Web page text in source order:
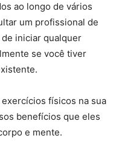
ao longo de vários
um profissional de
iniciar qualquer
se você tiver
físicos na sua
benefícios que eles
e mente.